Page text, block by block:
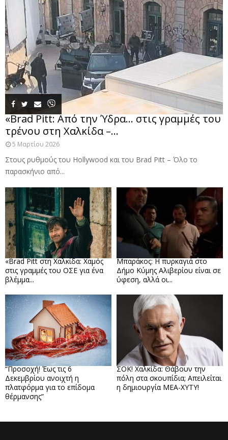
«Brad Pitt: Από την Ύδρα… στις γραμμές του
τρένου στη Χαλκίδα –...
5 Μαρτίου 2026
Στους ρυθμούς του Hollywood και του Brad Pitt – Όλο το
παρασκήνιο από...
«Brad Pitt στη Χαλκίδα: Χαμός
στις γραμμές του ΟΣΕ για ένα
βλέμμα...
Μπαράκος: Η πυρκαγιά στο
Δήμο Κύμης Αλιβερίου είναι σε
ύφεση, αλλά οι...
“Προσοχή! Έως τις 6
Δεκεμβρίου ανοιχτή η
πλατφόρμα για το επίδομα
θέρμανσης”
ΣΟΚ! Χαλκίδα: Θάβουν την
πόλη στα σκουπίδια; Απειλείται
η δημιουργία ΜΕΑ-ΧΥΤΥ!